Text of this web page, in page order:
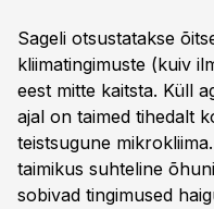
Sageli otsustatakse
kliimatingimuste (kuiv
eest mitte kaitsta. Küll
ajal on taimed tihedalt
teistsugune
taimikus suhteline
sobivad tingimused